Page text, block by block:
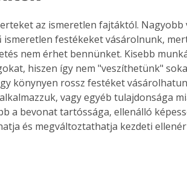
az ismeretlen fajtáktól.
ismeretlen festékeket vásárolnunk,
nem érhet bennünket. Kisebb
hiszen így nem "veszíthetünk"
könynyen rossz festéket
vagy egyéb tulajdonsága
a bevonat tartóssága, ellenálló
és megváltoztathatja kezdeti